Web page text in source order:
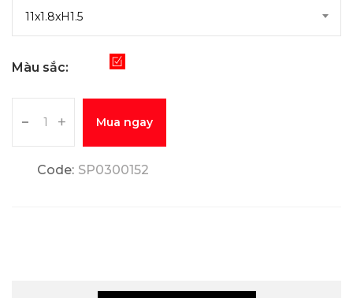
11x1.8xH1.5
Màu sắc:
- + Mua ngay
Code: SP0300152